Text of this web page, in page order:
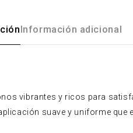
Información adicional
vibrantes y ricos para
suave y uniforme que